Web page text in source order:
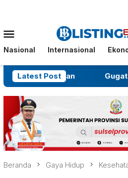
Mobile
Nasional Internasional
Latest Post Gugatan Salah
Beranda Gaya Hidup